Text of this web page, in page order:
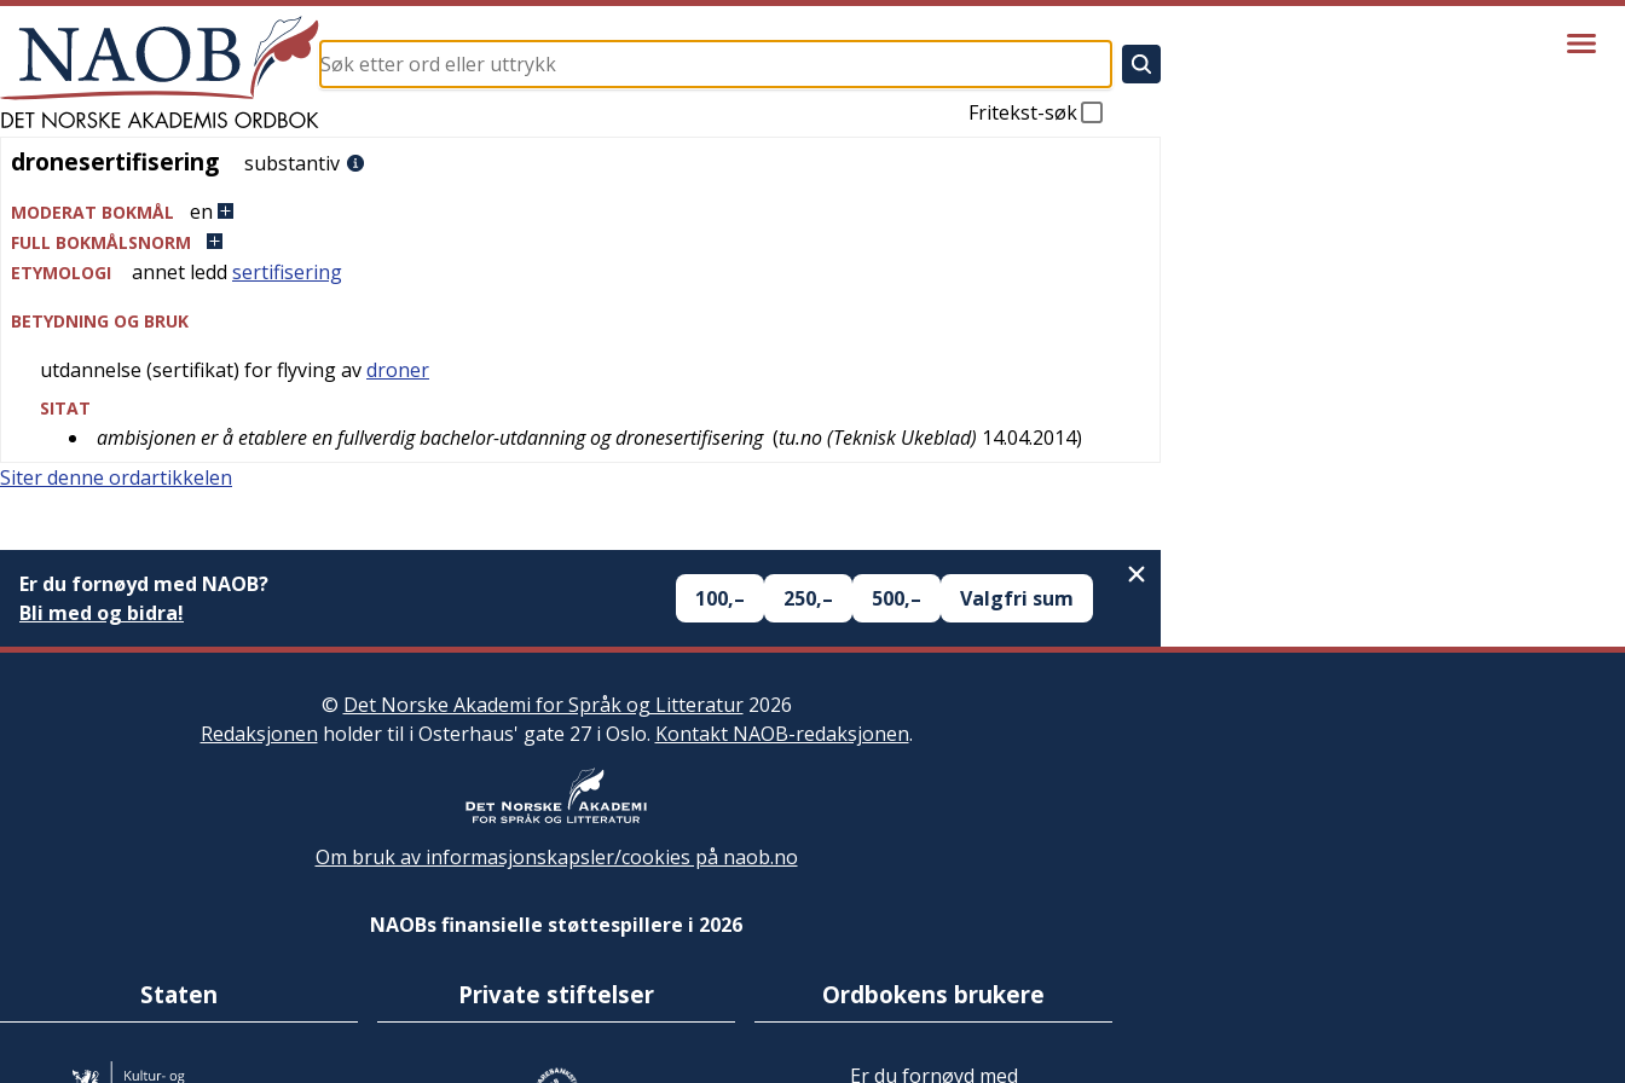
Fritekst-søk
dronesertifisering
dronesertifisering substantiv
MODERAT BOKMÅL en
FULL BOKMÅLSNORM
ETYMOLOGI
annet ledd sertifisering
BETYDNING OG BRUK
utdannelse (sertifikat) for flyving avdroner
SITAT
ambisjonen er å etablere en fullverdig bachelor-utdanning og dronesertifisering (tu.no (Teknisk Ukeblad) 14.04.2014)
Siter denne ordartikkelen
Er du fornøyd med NAOB?
Bli med og bidra!
100,– 250,– 500,– Valgfri sum
© Det Norske Akademi for Språk og Litteratur2026
Redaksjonen holder til i Osterhaus' gate 27 i Oslo. Kontakt NAOB-redaksjonen.
Om bruk av informasjonskapsler/cookies på naob.no
NAOBs finansielle støttespillere i 2026
Staten Private stiftelser Ordbokens brukere
Er du fornøyd med